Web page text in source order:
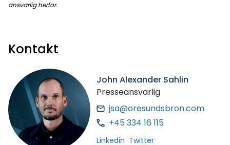
ansvarlig herfor.
Kontakt
John Alexander Sahlin
Presseansvarlig
jsa@oresundsbron.com
+45 334 16 115
Linkedin Twitter